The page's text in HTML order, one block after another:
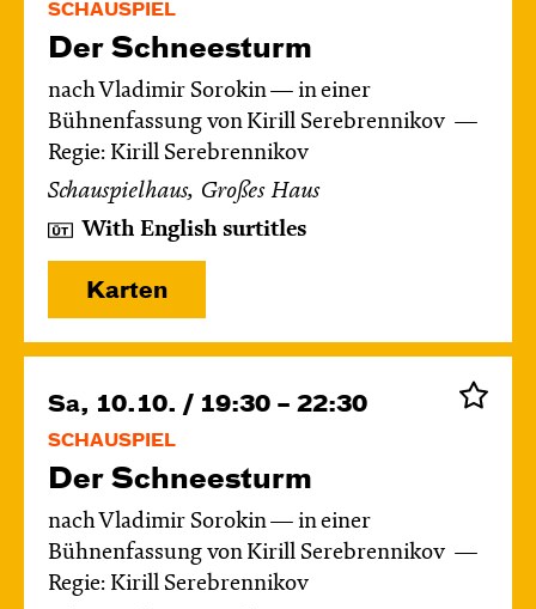
SCHAUSPIEL
Der Schnee­sturm
nach Vladimir Sorokin — in einer
Bühnenfassung von Kirill Serebrennikov
Regie: Kirill Serebrennikov
Schauspielhaus, Großes Haus
With English surtitles
Karten
Sa, 10.10. / 19:30 – 22:30
SCHAUSPIEL
Der Schnee­sturm
nach Vladimir Sorokin — in einer
Bühnenfassung von Kirill Serebrennikov
Regie: Kirill Serebrennikov